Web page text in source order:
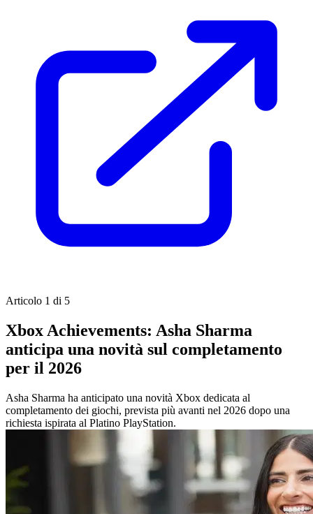
Articolo 1 di 5
Xbox Achievements: Asha Sharma
anticipa una novità sul completamento
per il 2026
Asha Sharma ha anticipato una novità Xbox dedicata al
completamento dei giochi, prevista più avanti nel 2026 dopo una
richiesta ispirata al Platino PlayStation.